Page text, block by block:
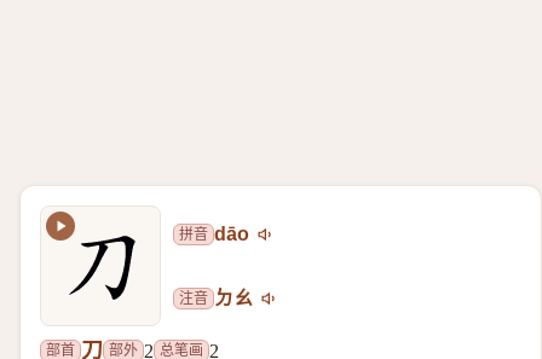
拼音 dāo
注音 ㄉㄠ
部首 刀 部外 2 总笔画 2